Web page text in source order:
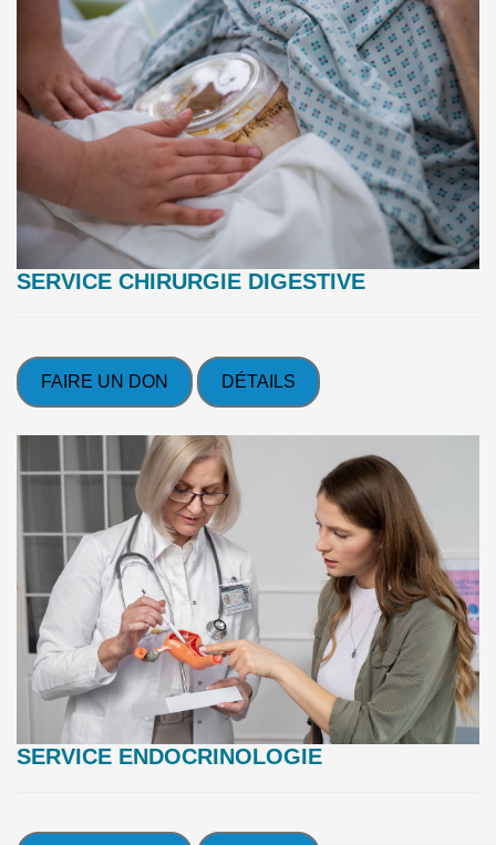
SERVICE CHIRURGIE DIGESTIVE
FAIRE UN DON DÉTAILS
SERVICE ENDOCRINOLOGIE